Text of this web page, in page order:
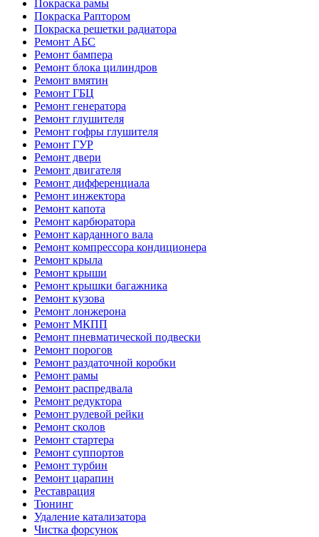
Покраска рамы
Покраска Раптором
Покраска решетки радиатора
Ремонт АБС
Ремонт бампера
Ремонт блока цилиндров
Ремонт вмятин
Ремонт ГБЦ
Ремонт генератора
Ремонт глушителя
Ремонт гофры глушителя
Ремонт ГУР
Ремонт двери
Ремонт двигателя
Ремонт дифференциала
Ремонт инжектора
Ремонт капота
Ремонт карбюратора
Ремонт карданного вала
Ремонт компрессора кондиционера
Ремонт крыла
Ремонт крыши
Ремонт крышки багажника
Ремонт кузова
Ремонт лонжерона
Ремонт МКПП
Ремонт пневматической подвески
Ремонт порогов
Ремонт раздаточной коробки
Ремонт рамы
Ремонт распредвала
Ремонт редуктора
Ремонт рулевой рейки
Ремонт сколов
Ремонт стартера
Ремонт суппортов
Ремонт турбин
Ремонт царапин
Реставрация
Тюнинг
Удаление катализатора
Чистка форсунок